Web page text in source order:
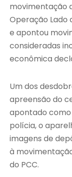
movimentação
Operação Lado
e apontou
consideradas
econômica
Um dos
apreensão do
apontado como
polícia, o
imagens de
à
do PCC.